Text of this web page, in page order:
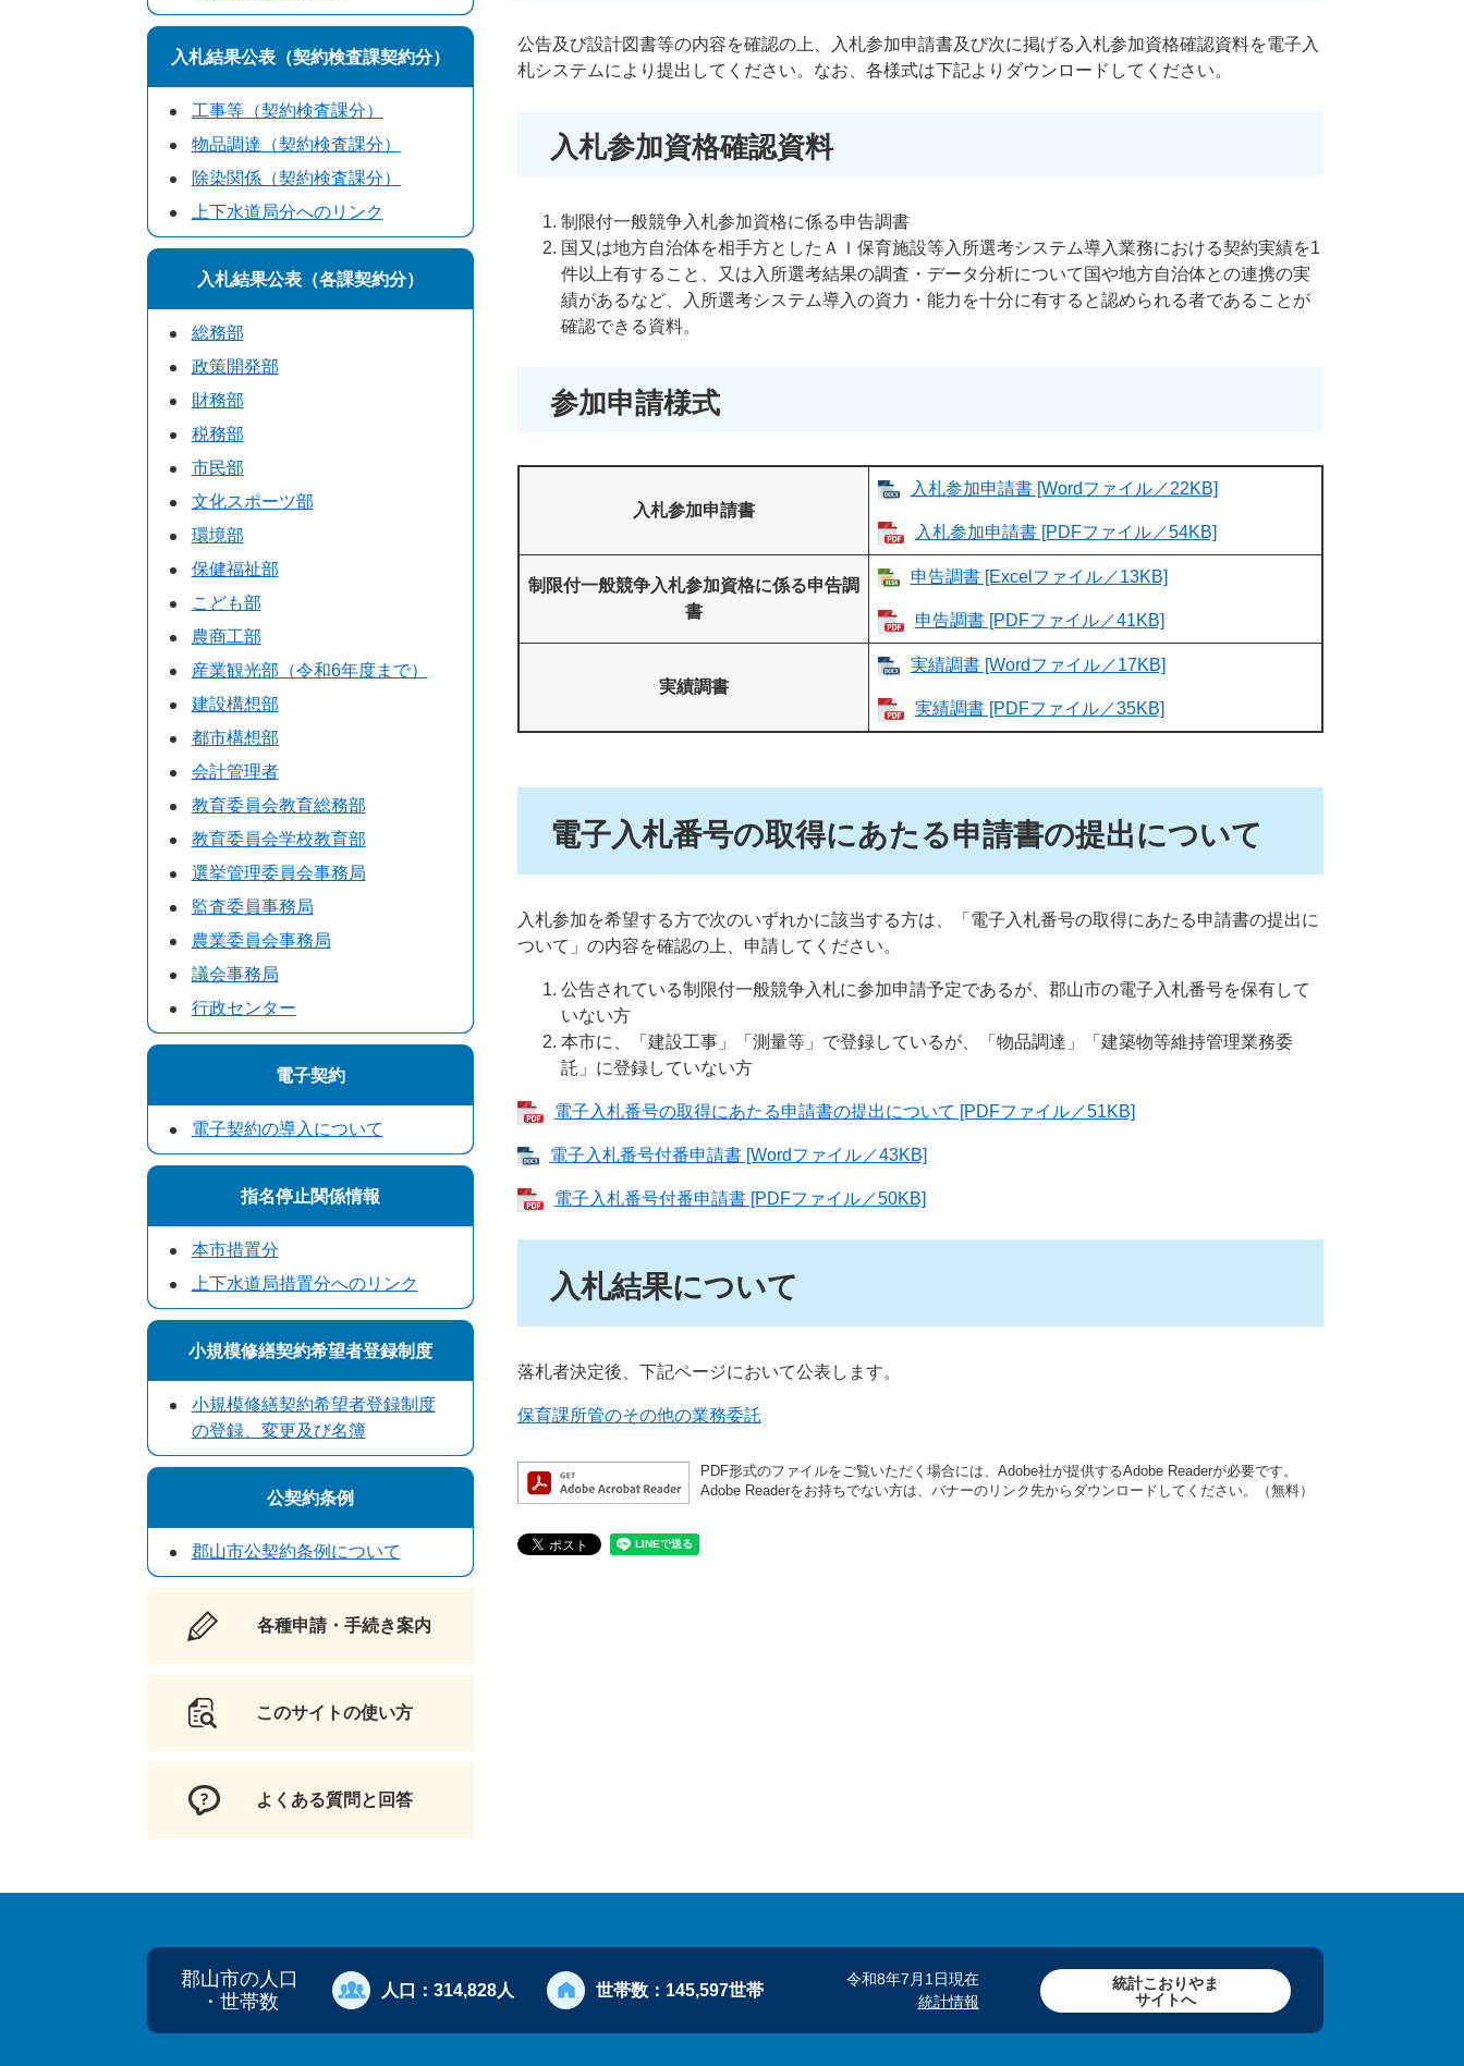
公告及び設計図書等の内容を確認の上、入札参加申請書及び次に掲げる入札参加資格確認資料を電子入
札システムにより提出してください。なお、各様式は下記よりダウンロードしてください。
入札参加資格確認資料
制限付一般競争入札参加資格に係る申告調書
​​国又は地方自治体を相手方としたＡＩ保育施設等入所選考システム導入業務における契約実績を1
件以上有すること、又は入所選考結果の調査・データ分析について国や地方自治体との連携の実
績があるなど、入所選考システム導入の資力・能力を十分に有すると認められる者であることが
確認できる資料。
参加申請様式
入札参加申請書
入札参加申請書 [Wordファイル／22KB]
入札参加申請書 [PDFファイル／54KB]
制限付一般競争入札参加資格に係る申告調
書
申告調書 [Excelファイル／13KB]
申告調書 [PDFファイル／41KB]
実績調書
実績調書 [Wordファイル／17KB]
実績調書 [PDFファイル／35KB]
電子入札番号の取得にあたる申請書の提出について
入札参加を希望する方で次のいずれかに該当する方は、「電子入札番号の取得にあたる申請書の提出に
ついて」の内容を確認の上、申請してください。
公告されている制限付一般競争入札に参加申請予定であるが、郡山市の電子入札番号を保有して
いない方
本市に、「建設工事」「測量等」で登録しているが、「物品調達」「建築物等維持管理業務委
託」に登録していない方
電子入札番号の取得にあたる申請書の提出について [PDFファイル／51KB]
電子入札番号付番申請書 [Wordファイル／43KB]
電子入札番号付番申請書 [PDFファイル／50KB]
入札結果について
落札者決定後、下記ページにおいて公表します。
保育課所管のその他の業務委託
PDF形式のファイルをご覧いただく場合には、Adobe社が提供するAdobe Readerが必要です。
Adobe Readerをお持ちでない方は、バナーのリンク先からダウンロードしてください。（無料）
入札結果公表（契約検査課契約分）
工事等（契約検査課分）
物品調達（契約検査課分）
除染関係（契約検査課分）
上下水道局分へのリンク
入札結果公表（各課契約分）
総務部
政策開発部
財務部
税務部
市民部
文化スポーツ部
環境部
保健福祉部
こども部
農商工部
産業観光部（令和6年度まで）
建設構想部
都市構想部
会計管理者
教育委員会教育総務部
教育委員会学校教育部
選挙管理委員会事務局
監査委員事務局
農業委員会事務局
議会事務局
行政センター
電子契約
電子契約の導入について
指名停止関係情報
本市措置分
上下水道局措置分へのリンク
小規模修繕契約希望者登録制度
小規模修繕契約希望者登録制度
の登録、変更及び名簿
公契約条例
郡山市公契約条例について
各種申請・手続き案内
このサイトの使い方
よくある質問と回答
郡山市の人口
・世帯数
人口： 314,828人 世帯数： 145,597世帯
令和8年7月1日現在
統計情報
統計こおりやま
サイトへ